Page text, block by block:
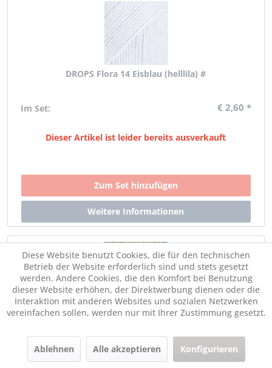
DROPS Flora 14 Eisblau (helllila) #
Im Set: € 2,60 *
Dieser Artikel ist leider bereits ausverkauft
DROPS Flora 15 Grün
Im Set: € 2,60 *
Diese Website benutzt Cookies, die für den technischen
Betrieb der Website erforderlich sind und stets gesetzt
werden. Andere Cookies, die den Komfort bei Benutzung
dieser Website erhöhen, der Direktwerbung dienen oder die
Interaktion mit anderen Websites und sozialen Netzwerken
vereinfachen sollen, werden nur mit Ihrer Zustimmung gesetzt.
Ablehnen Alle akzeptieren Konfigurieren